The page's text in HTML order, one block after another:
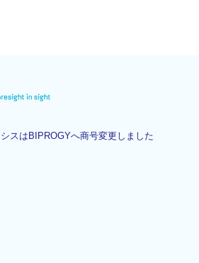
スはBIPROGYへ商号変更しました